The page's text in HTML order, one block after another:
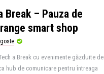
Break – Pauza de
smart shop
a Break cu evenimente găzduite de
hub de comunicare pentru întreaga